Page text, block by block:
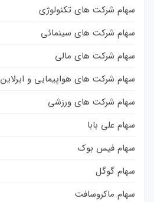
سهام شرکت های تکنولوژی
سهام شرکت های سینمائی
سهام شرکت های مالی
سهام شرکت های هواپیمایی و ایرلاین
سهام شرکت های ورزشی
سهام علی بابا
سهام فیس بوک
سهام گوگل
سهام ماکروسافت